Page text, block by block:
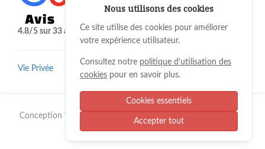
4.8/5 sur 33 avis le 27 juillet 2026.
Vie Privée
Conception Web référencement par Stylla-Web
Rights Reserved
Nous utilisons des cookies
Ce site utilise des cookies pour améliorer
votre expérience utilisateur.
Consultez notre politique d'utilisation des
cookies pour en savoir plus.
Cookies essentiels
Accepter tout